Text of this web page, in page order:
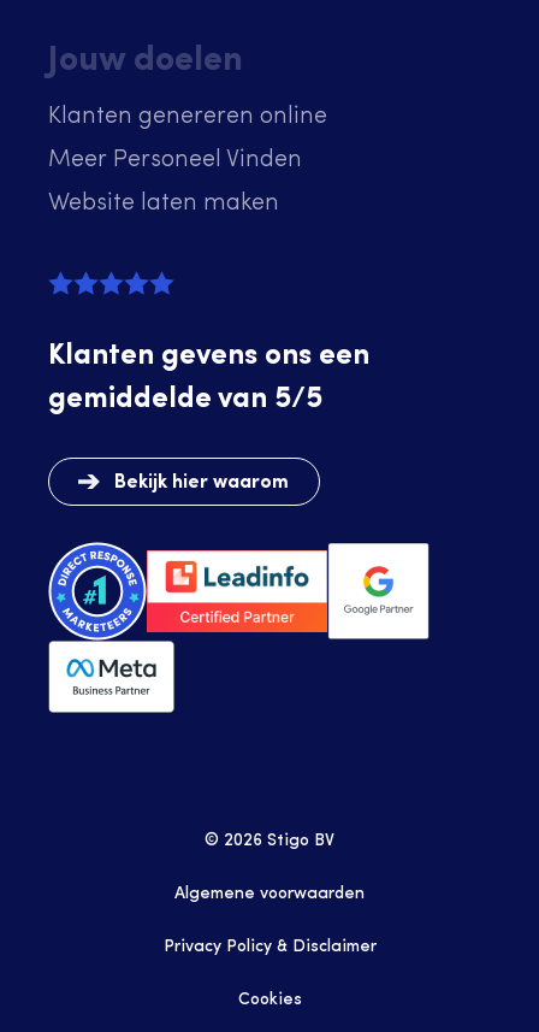
Jouw doelen
Klanten genereren online
Meer Personeel Vinden
Website laten maken
Klanten gevens ons een
gemiddelde van 5/5
Bekijk hier waarom
© 2026 Stigo BV
Algemene voorwaarden
Privacy Policy & Disclaimer
Cookies